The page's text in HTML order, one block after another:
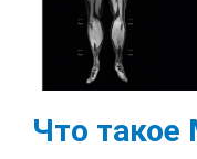
Что такое